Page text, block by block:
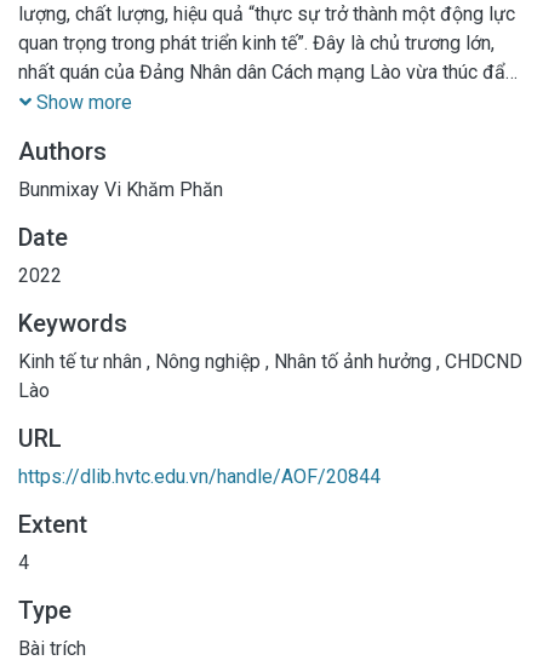
lượng, chất lượng, hiệu quả “thực sự trở thành một động lực
quan trọng trong phát triển kinh tế”. Đây là chủ trương lớn,
nhất quán của Đảng Nhân dân Cách mạng Lào vừa thúc đẩy
kinh tế tư nhân tiếp tục phát triển; vừa phát huy vai trò của
cố an ninh quốc phòng trong tình hình mới. Trong phạm vi bài
viết, tác giả trên cơ sở của việc khái quát chung về phát triển
ảnh hưởng đến kinh tế tư nhân trong nông nghiệp ở CHDCND
Lào; từ đó đề xuất một số giải pháp nhằm phát triển kinh tế
Show more
Authors
Bunmixay Vi Khăm Phăn
Date
2022
Keywords
Kinh tế tư nhân , Nông nghiệp , Nhân tố ảnh hưởng , CHDCND
Lào
URL
https://dlib.hvtc.edu.vn/handle/AOF/20844
Extent
4
Type
Bài trích